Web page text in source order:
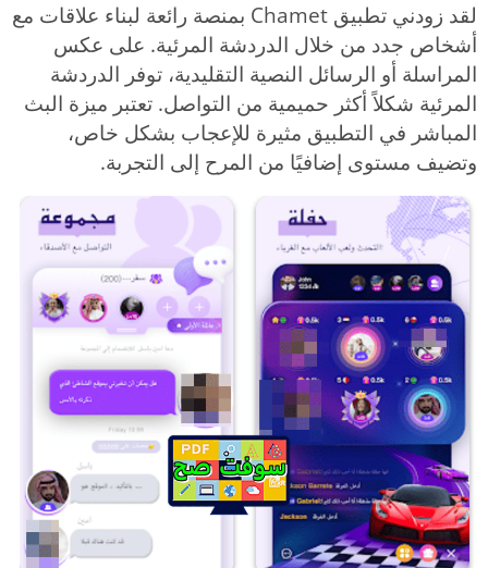
لقد زودني تطبيق Chamet بمنصة رائعة لبناء علاقات مع
أشخاص جدد من خلال الدردشة المرئية. على عكس
المراسلة أو الرسائل النصية التقليدية، توفر الدردشة
المرئية شكلاً أكثر حميمية من التواصل. تعتبر ميزة البث
المباشر في التطبيق مثيرة للإعجاب بشكل خاص،
وتضيف مستوى إضافيًا من المرح إلى التجربة.